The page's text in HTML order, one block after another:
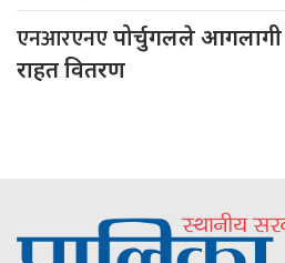
एनआरएनएपोर्चुगलले आगलागी
राहत वितरण